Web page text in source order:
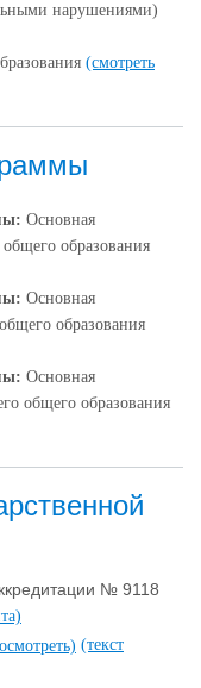
нарушениями)
(смотреть
Основная
общего образования
Основная
образования
Основная
общего образования
№ 9118
(текст